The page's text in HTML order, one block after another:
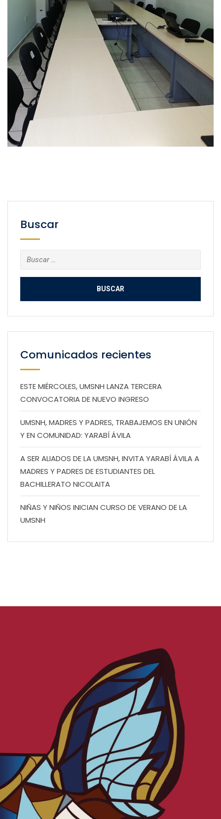
Buscar
Buscar:
Comunicados recientes
ESTE MIÉRCOLES, UMSNH LANZA TERCERA
CONVOCATORIA DE NUEVO INGRESO
UMSNH, MADRES Y PADRES, TRABAJEMOS EN UNIÓN
Y EN COMUNIDAD: YARABÍ ÁVILA
A SER ALIADOS DE LA UMSNH, INVITA YARABÍ ÁVILA A
MADRES Y PADRES DE ESTUDIANTES DEL
BACHILLERATO NICOLAITA
NIÑAS Y NIÑOS INICIAN CURSO DE VERANO DE LA
UMSNH